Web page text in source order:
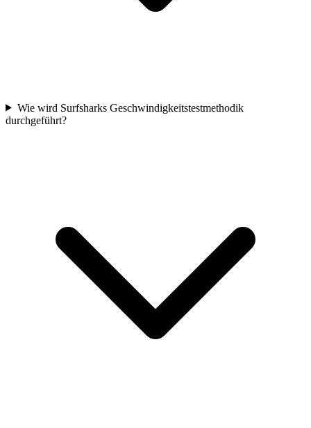
Wie wird Surfsharks Geschwindigkeitstestmethodik
durchgeführt?